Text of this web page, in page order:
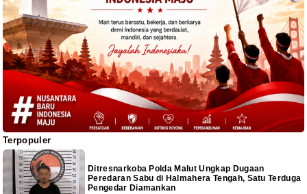
Terpopuler
Ditresnarkoba Polda Malut Ungkap Dugaan
Peredaran Sabu di Halmahera Tengah, Satu Terduga
Pengedar Diamankan